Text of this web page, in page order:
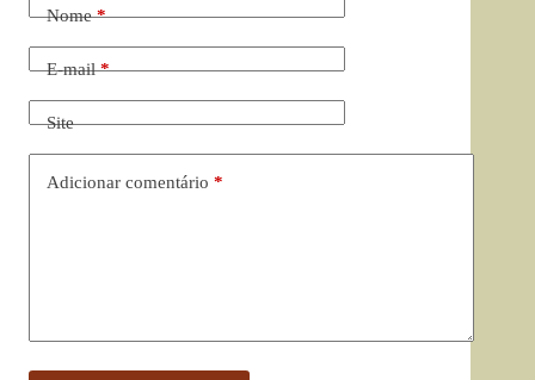
Nome*
E-mail*
Site
Adicionar comentário *